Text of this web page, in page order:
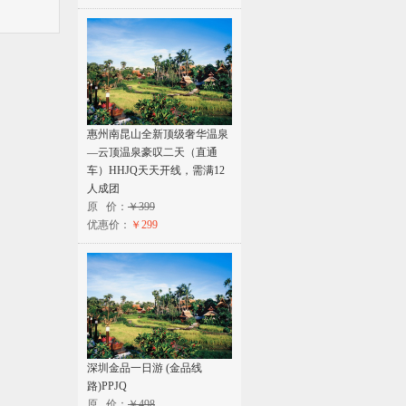
惠州南昆山全新顶级奢华温泉
—云顶温泉豪叹二天（直通
车）HHJQ天天开线，需满12
人成团
原 价： ￥399
优惠价： ￥299
深圳金品一日游 (金品线
路)PPJQ